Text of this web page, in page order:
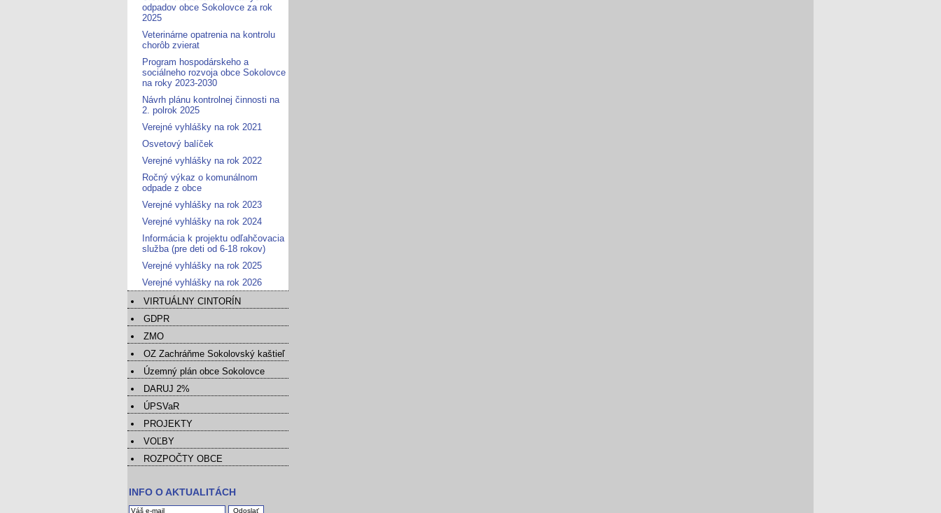
odpadov obce Sokolovce za rok
2025
Veterinárne opatrenia na kontrolu
chorôb zvierat
Program hospodárskeho a
sociálneho rozvoja obce Sokolovce
na roky 2023-2030
Návrh plánu kontrolnej činnosti na
2. polrok 2025
Verejné vyhlášky na rok 2021
Osvetový balíček
Verejné vyhlášky na rok 2022
Ročný výkaz o komunálnom
odpade z obce
Verejné vyhlášky na rok 2023
Verejné vyhlášky na rok 2024
Informácia k projektu odľahčovacia
služba (pre deti od 6-18 rokov)
Verejné vyhlášky na rok 2025
Verejné vyhlášky na rok 2026
VIRTUÁLNY CINTORÍN
GDPR
ZMO
OZ Zachráňme Sokolovský kaštieľ
Územný plán obce Sokolovce
DARUJ 2%
ÚPSVaR
PROJEKTY
VOĽBY
ROZPOČTY OBCE
INFO O AKTUALITÁCH